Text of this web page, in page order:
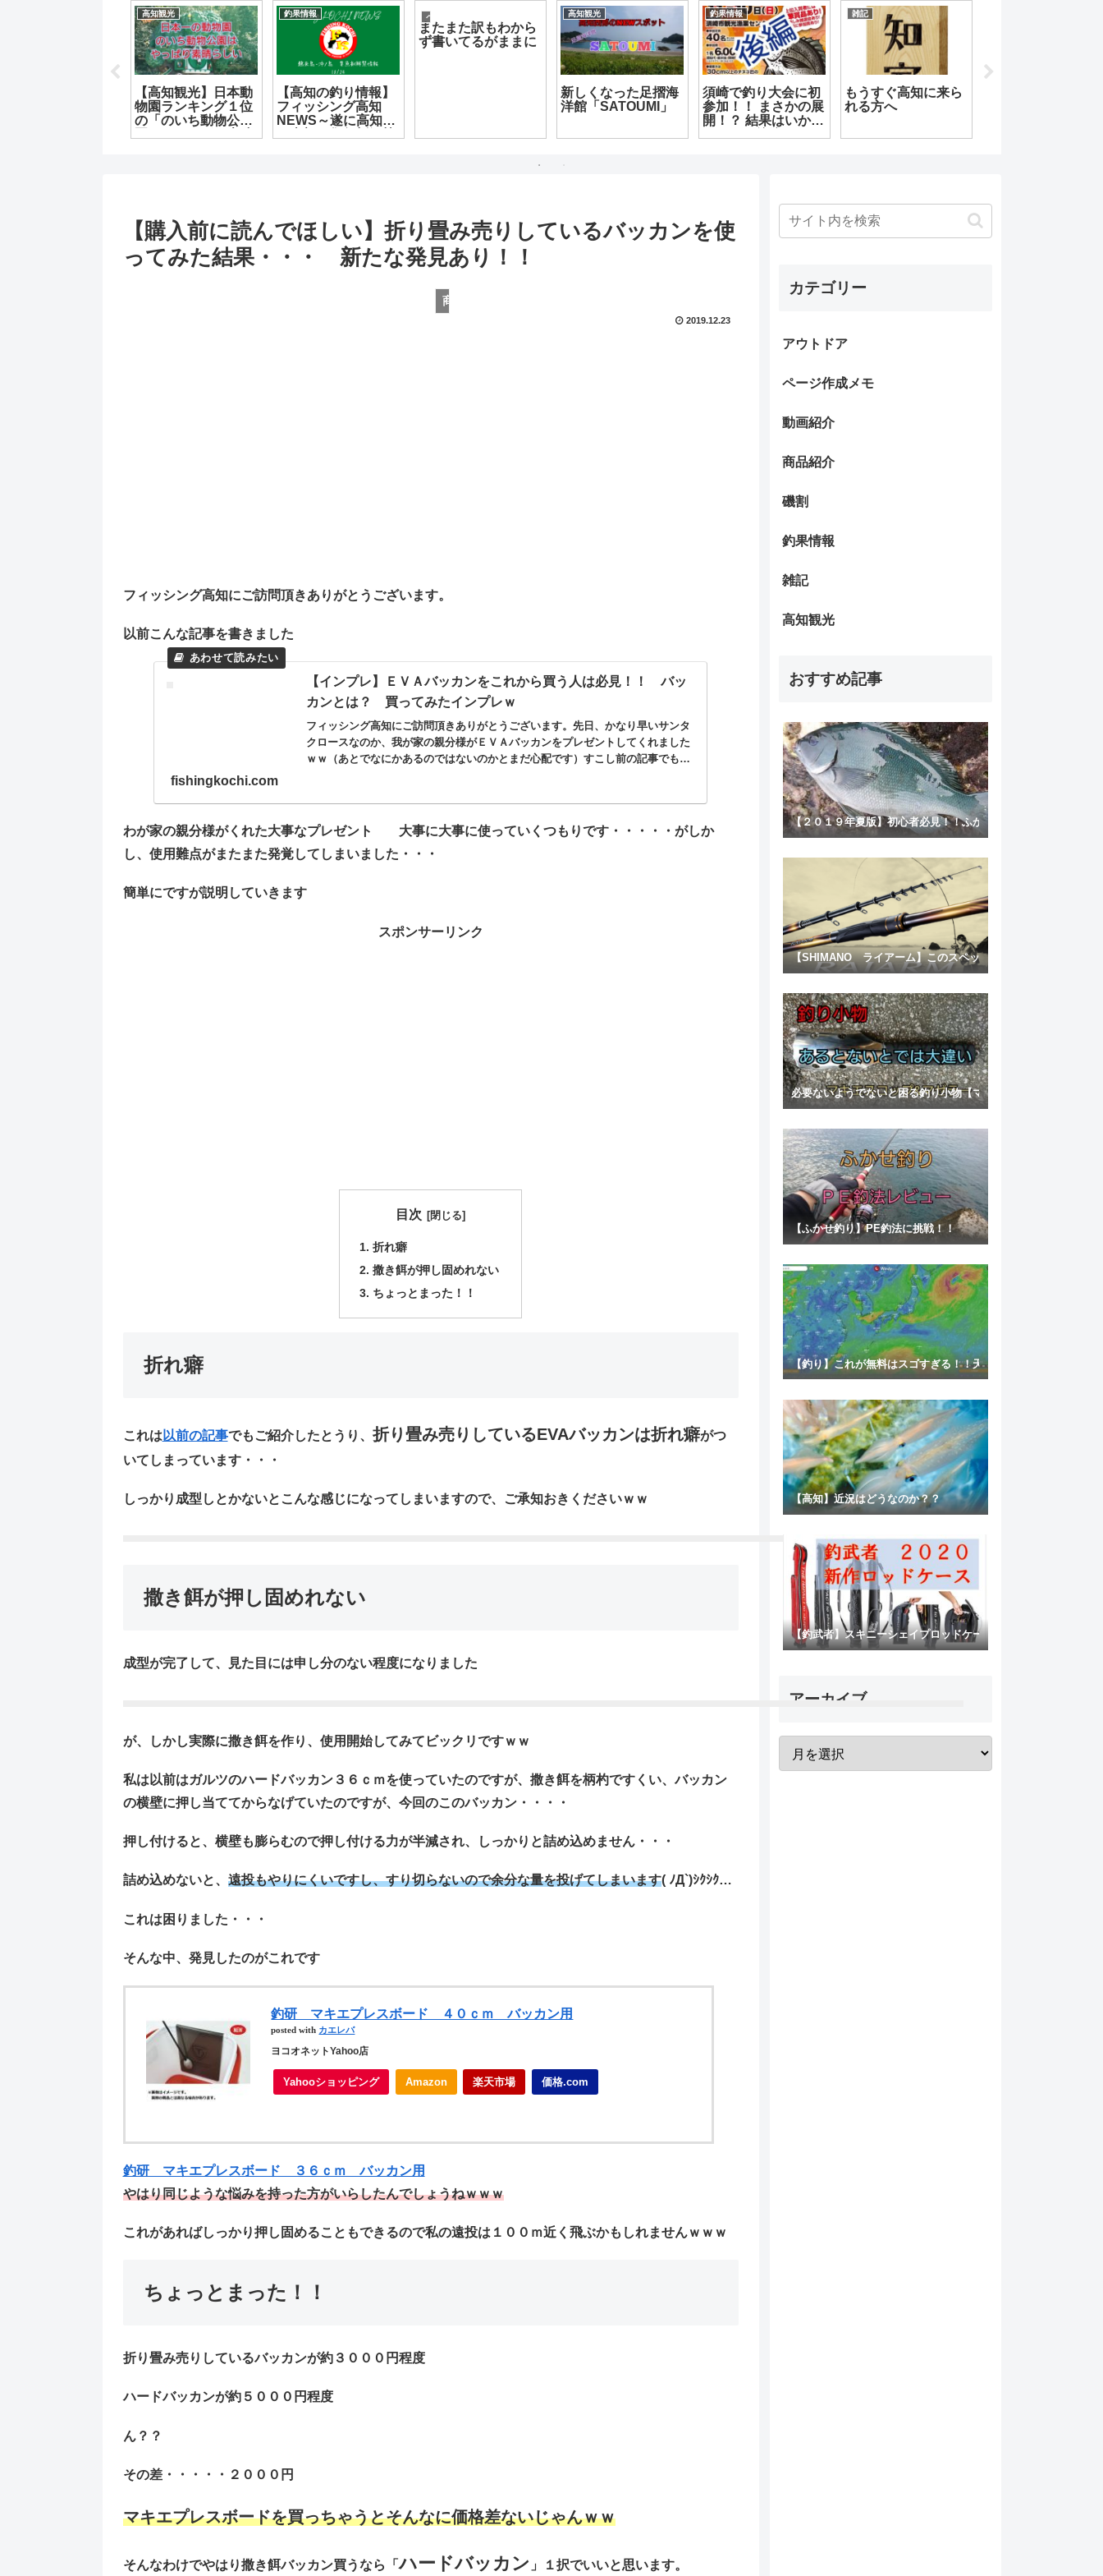
釣果情報
１１月の志和パトロ
ール
雑記
初心者でも大物が狙
える！ライトカゴ釣
り入門ガイド：必要
調子にのってアジン
グ！ in 須崎 激
釣果情報
池ノ浦:松碆での磯釣
り初め
雑記
今月は土佐清水に行
こう【決戦前の情報
収集編】
高知観光
生き物に大接近でき
る水族館【桂浜水族
【購入前に読んでほしい】折り畳み売りしているバッカンを使
ってみた結果・・・ 新たな発見あり！！
商品紹介
2019.12.23
フィッシング高知にご訪問頂きありがとうございます。
以前こんな記事を書きました
【インプレ】ＥＶＡバッカンをこれから買う人は必見！！ バッ
カンとは？ 買ってみたインプレｗ
フィッシング高知にご訪問頂きありがとうございます。先日、かなり早いサンタ
クロースなのか、我が家の親分様がＥＶＡバッカンをプレゼントしてくれました
ｗｗ（あとでなにかあるのではないのかとまだ心配です）すこし前の記事でも書
fishingkochi.com
わが家の親分様がくれた大事なプレゼント
大事に大事に使っていくつもりです・・・・・がしか
し、使用難点がまたまた発覚してしまいました・・・
簡単にですが説明していきます
スポンサーリンク
目次
折れ癖
撒き餌が押し固めれない
ちょっとまった！！
折れ癖
これは 以前の記事でもご紹介したとうり、 折り畳み売りしているEVAバッカンは折れ癖がつ
いてしまっています・・・
しっかり成型しとかないとこんな感じになってしまいますので、ご承知おきくださいｗｗ
撒き餌が押し固めれない
成型が完了して、見た目には申し分のない程度になりました
が、しかし実際に撒き餌を作り、使用開始してみてビックリですｗｗ
私は以前はガルツのハードバッカン３６ｃｍを使っていたのですが、 撒き餌を柄杓ですくい、バッカン
の横壁に押し当ててからなげていたのですが、今回のこのバッカン・・・・
押し付けると、 横壁も膨らむので押し付ける力が半減され、しっかりと詰め込めません・・・
詰め込めないと、 遠投もやりにくいですし、すり切らないので余分な量を投げてしまいます( ﾉД`)ｼｸｼｸ…
これは困りました・・・
そんな中、発見したのがこれです
釣研 マキエプレスボード ４０ｃｍ バッカン用
posted with カエレバ
ヨコオネットYahoo店
Yahooショッピング Amazon 楽天市場 価格.com
釣研 マキエプレスボード ３６ｃｍ バッカン用
やはり同じような悩みを持った方がいらしたんでしょうねｗｗｗ
これがあればしっかり押し固めることもできるので私の遠投は １００ｍ近く飛ぶかもしれませんｗｗｗ
ちょっとまった！！
折り畳み売りしているバッカンが約３０００円程度
ハードバッカンが約５０００円程度
ん？？
その差・・・・・ ２０００円
マキエプレスボードを買っちゃうとそんなに価格差ないじゃんｗｗ
そんなわけでやはり撒き餌バッカン買うなら「ハードバッカン 」１択でいいと思います。
カテゴリー
アウトドア
ページ作成メモ
動画紹介
商品紹介
磯割
釣果情報
雑記
高知観光
おすすめ記事
【２０１９年夏版】初心者必見！！ふかせ釣り！！失敗しない
【SHIMANO ライアーム】このスペックはコスパ良すぎｗ ハ
必要ないようでないと困る釣り小物【マゼラー＆マキエスコップ
【ふかせ釣り】PE釣法に挑戦！！
【釣り】これが無料はスゴすぎる！！天気予報アプリの決定版！
【高知】近況はどうなのか？？
【釣武者】スキニーシェイプロッドケースが出荷開始！
アーカイブ